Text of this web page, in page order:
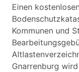
Einen
Kommunen und
Gnarrenburg